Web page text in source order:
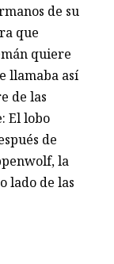
de su
que
quiere
llamaba así
de las
El lobo
de
la
lado de las